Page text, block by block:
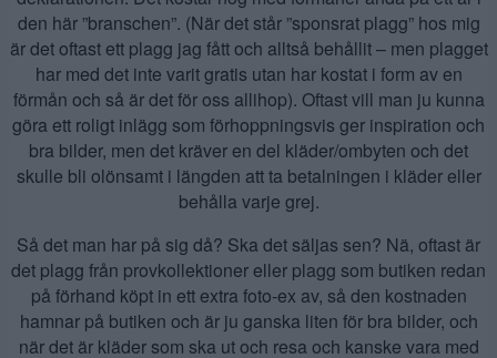
den här ”branschen”. (När det står ”sponsrat plagg” hos mig
är det oftast ett plagg jag fått och alltså behållit – men plagget
har med det inte varit gratis utan har kostat i form av en
förmån och så är det för oss allihop). Oftast vill man ju kunna
göra ett roligt inlägg som förhoppningsvis ger inspiration och
bra bilder, men det kräver en del kläder/ombyten och det
skulle bli olönsamt i längden att ta betalningen i kläder eller
behålla varje grej.
Så det man har på sig då? Ska det säljas sen? Nä, oftast är
det plagg från provkollektioner eller plagg som butiken redan
på förhand köpt in ett extra foto-ex av, så den kostnaden
hamnar på butiken och är ju ganska liten för bra bilder, och
när det är kläder som ska ut och resa och kanske vara med